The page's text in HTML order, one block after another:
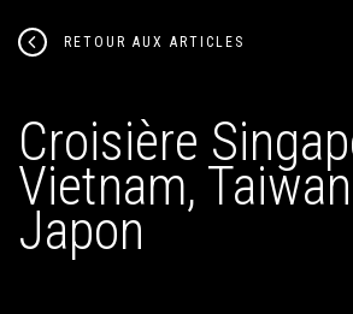
RETOUR AUX ARTICLES
Croisière
Vietnam,
Japon